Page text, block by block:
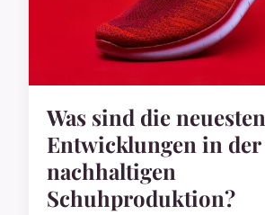
Was sind die neuesten
Entwicklungen in der
nachhaltigen
Schuhproduktion?